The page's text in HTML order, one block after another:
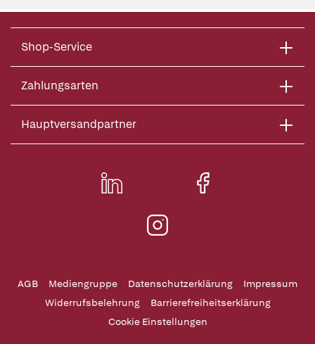
Shop-Service
Zahlungsarten
Hauptversandpartner
AGB Mediengruppe Datenschutzerklärung
Impressum
Widerrufsbelehrung
Barrierefreiheitserklärung
Cookie Einstellungen